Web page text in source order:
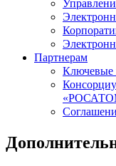
Партнерам
Ключевые